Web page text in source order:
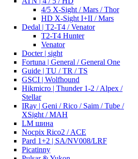
4/5 X-Sight / Mars / Thor
HD X-Sight I+II / Mars
Dedal | T2-T4 / Venator
T2-T4 Hunter
Venator
Docter | sight
Fortuna | General / General One
Guide | TU / TR / TS
GSCI | Wolfhound
Hikmicro | Thunder 1-2 / Alpex /
Stellar
IRay | Geni / Rico / Saim / Tube /
XSight / MAH
LM шина
Nocpix Rico2 / ACE
Pard 1+2 | SA/NV008/LRF
Picatinny